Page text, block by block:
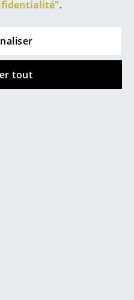
.
tout
par le fabricant)